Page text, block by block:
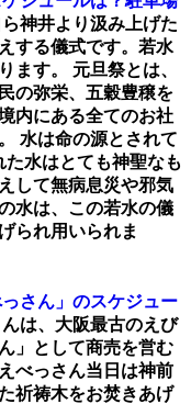
神井より汲み上げた
する儀式です。若水
ます。 元旦祭とは、
の弥栄、五穀豊穣を
内にある全てのお社
水は命の源とされて
水はとても神聖なも
して無病息災や邪気
水は、この若水の儀
られ用いられま
さん」のスケジュー
は、大阪最古のえび
」として商売を営む
べっさん当日は神前
祈祷木をお焚きあげ